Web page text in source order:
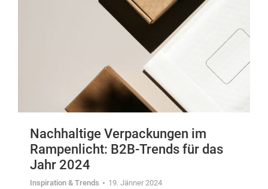
Nachhaltige Verpackungen im
Rampenlicht: B2B-Trends für das
Jahr 2024
Inspiration & Trends 19. Jänner 2024